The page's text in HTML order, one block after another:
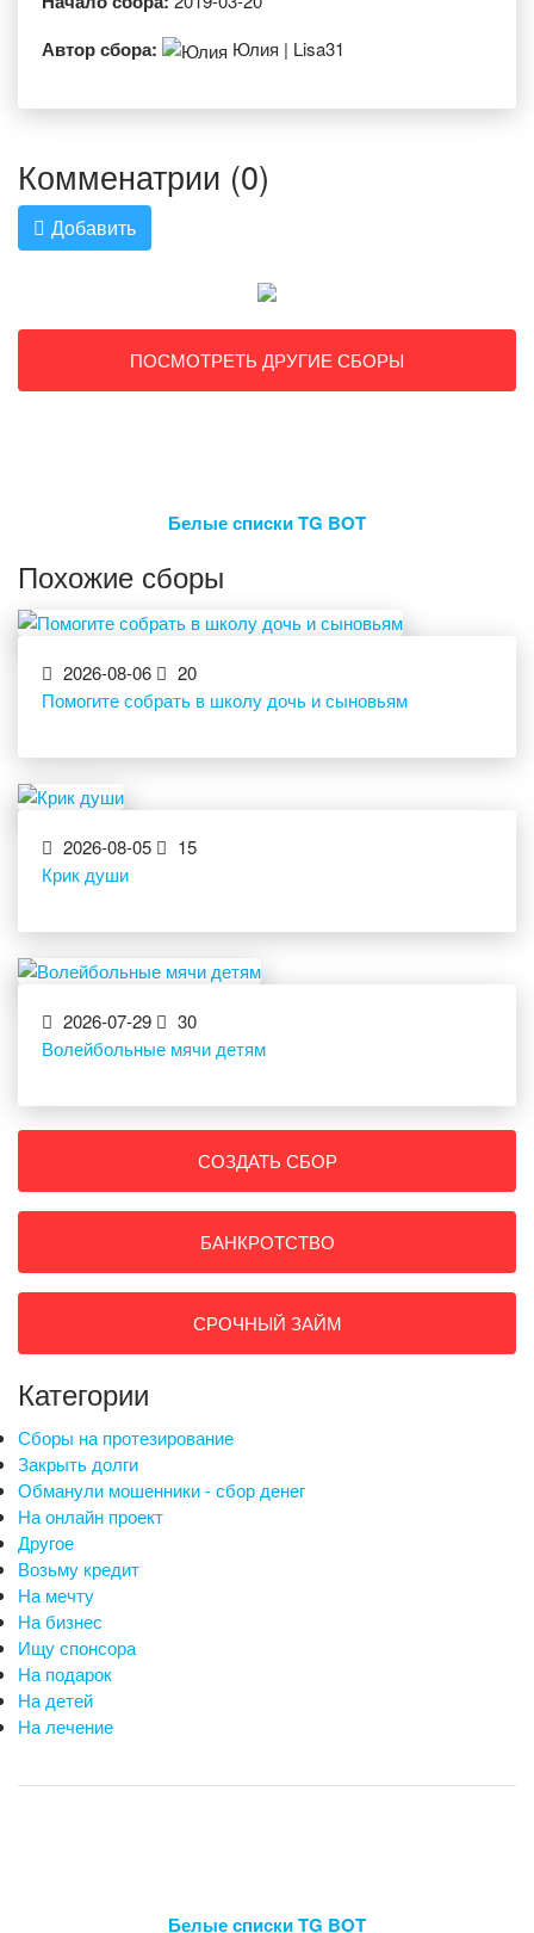
Автор сбора: Юлия | Lisa31
Комменатрии (0)
Добавить
ПОСМОТРЕТЬ ДРУГИЕ СБОРЫ
Белые списки TG BOT
Похожие сборы
2026-08-06
20
Помогите собрать в школу дочь и сыновьям
2026-08-05
15
Крик души
2026-07-29
30
Волейбольные мячи детям
СОЗДАТЬ СБОР
БАНКРОТСТВО
СРОЧНЫЙ ЗАЙМ
Категории
Сборы на протезирование
Закрыть долги
Обманули мошенники - сбор денег
На онлайн проект
Другое
Возьму кредит
На мечту
На бизнес
Ищу спонсора
На подарок
На детей
На лечение
Белые списки TG BOT